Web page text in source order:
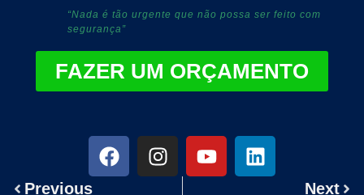
“Nada é tão urgente que não possa ser feito com
segurança”
FAZER UM ORÇAMENTO
Previous Next